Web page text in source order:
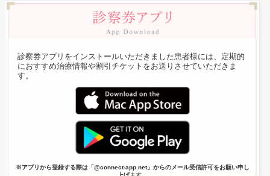
診察券アプリをインストールいただきました患者様には、定期的
におすすめ治療情報や割引チケットをお送りさせていただきま
す。
※アプリから登録する際は「@connect-app.net」からのメール受信許可をお願い申し